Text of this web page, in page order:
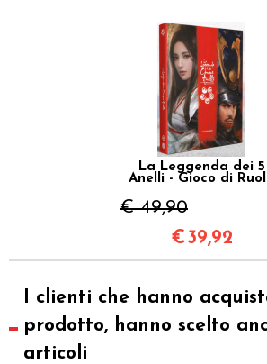
La Leggenda dei 5
Anelli - Gioco di
€ 49,90
€39,92
I clienti che hanno
prodotto, hanno scelto
articoli